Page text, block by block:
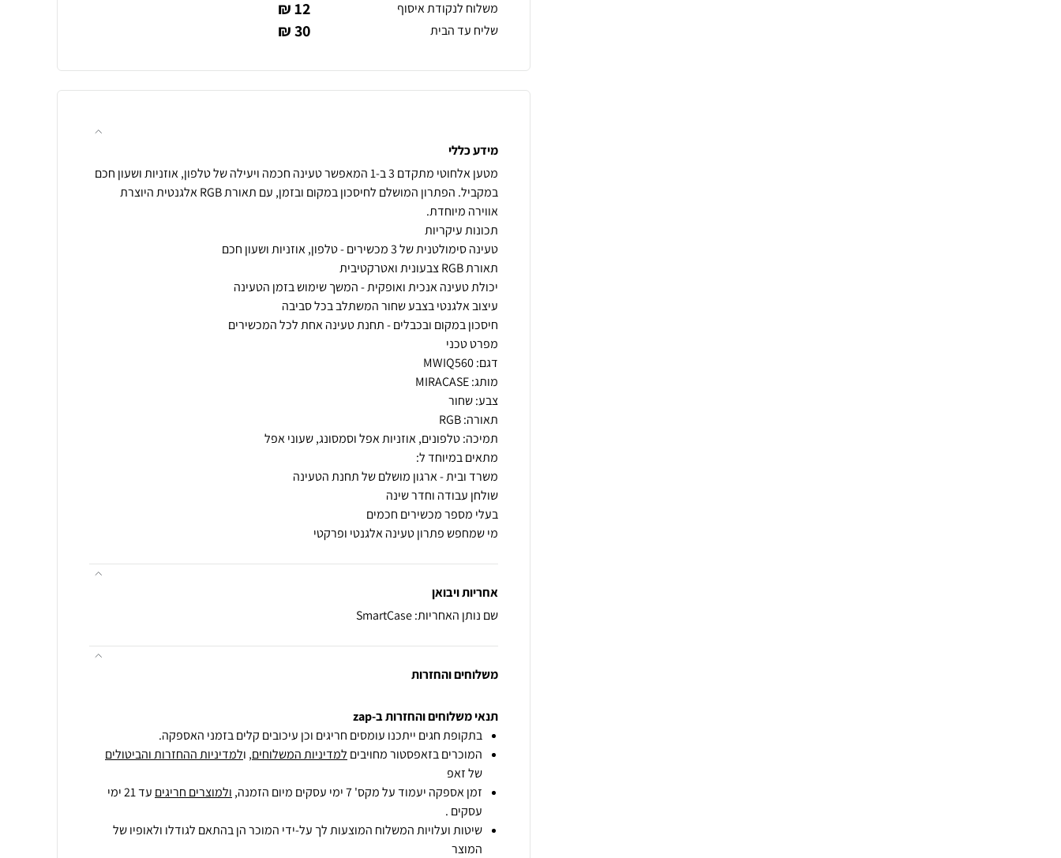
משלוח לנקודת איסוף
12 ₪
שליח עד הבית 30 ₪
מידע כללי
מטען אלחוטי מתקדם 3 ב-1 המאפשר טעינה חכמה ויעילה של טלפון, אוזניות ושעון חכם
במקביל. הפתרון המושלם לחיסכון במקום ובזמן, עם תאורת RGB אלגנטית היוצרת
מי שמחפש פתרון טעינה אלגנטי ופרקטי
אחריות ויבואן
שם נותן האחריות: SmartCase
משלוחים והחזרות
תנאי משלוחים והחזרות ב-zap
בתקופת חגים ייתכנו עומסים חריגים וכן עיכובים קלים בזמני האספקה.
המוכרים בזאפסטור מחויבים למדיניות המשלוחים, ולמדיניות ההחזרות והביטולים
של זאפ
זמן אספקה יעמוד על מקס' 7 ימי עסקים מיום הזמנה,
ולמוצרים חריגים
עד 21 ימי
עסקים .
שיטות ועלויות המשלוח המוצעות לך על-ידי המוכר הן בהתאם לגודלו ולאופיו של
המוצר